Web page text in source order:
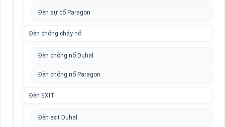
Đèn sự cố Paragon
Đèn chống cháy nổ
Đèn chống nổ Duhal
Đèn chống nổ Paragon
Đèn EXIT
Đèn exit Duhal